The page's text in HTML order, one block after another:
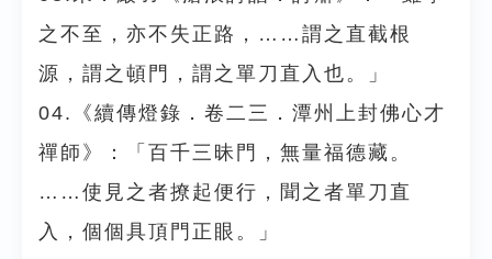
之不至，亦不失正路，……謂之直截根
源，謂之頓門，謂之單刀直入也。」
04.《續傳燈錄．卷二三．潭州上封佛心才
禪師》：「百千三昧門，無量福德藏。
……使見之者撩起便行，聞之者單刀直
入，個個具頂門正眼。」